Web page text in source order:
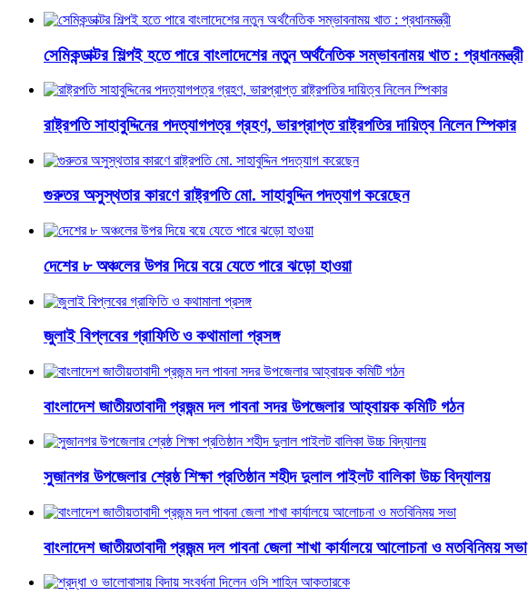
সেমিকন্ডাক্টর শিল্পই হতে পারে বাংলাদেশের নতুন অর্থনৈতিক সম্ভাবনাময় খাত : প্রধানমন্ত্রী
রাষ্ট্রপতি সাহাবুদ্দিনের পদত্যাগপত্র গ্রহণ, ভারপ্রাপ্ত রাষ্ট্রপতির দায়িত্ব নিলেন স্পিকার
গুরুতর অসুস্থতার কারণে রাষ্ট্রপতি মো. সাহাবুদ্দিন পদত্যাগ করেছেন
দেশের ৮ অঞ্চলের উপর দিয়ে বয়ে যেতে পারে ঝড়ো হাওয়া
জুলাই বিপ্লবের গ্রাফিতি ও কথামালা প্রসঙ্গ
বাংলাদেশ জাতীয়তাবাদী প্রজন্ম দল পাবনা সদর উপজেলার আহ্বায়ক কমিটি গঠন
সুজানগর উপজেলার শ্রেষ্ঠ শিক্ষা প্রতিষ্ঠান শহীদ দুলাল পাইলট বালিকা উচ্চ বিদ্যালয়
বাংলাদেশ জাতীয়তাবাদী প্রজন্ম দল পাবনা জেলা শাখা কার্যালয়ে আলোচনা ও মতবিনিময় সভা